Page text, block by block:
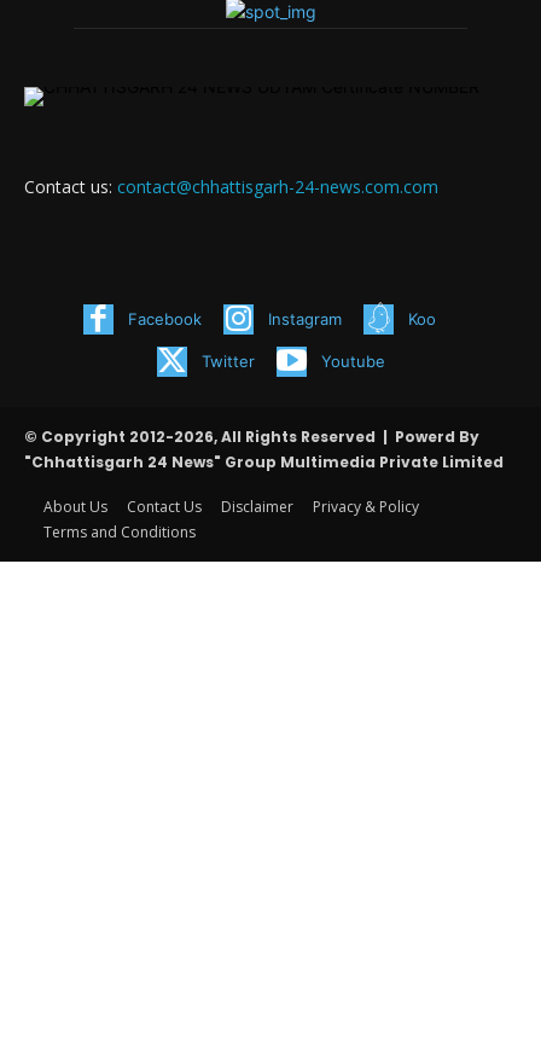
Contact us: contact@chhattisgarh-24-news.com.com
Facebook Instagram Koo
Twitter Youtube
© Copyright 2012-2026, All Rights Reserved | Powerd By
"Chhattisgarh 24 News" Group Multimedia Private Limited
About Us Contact Us Disclaimer
Privacy & Policy
Terms and Conditions